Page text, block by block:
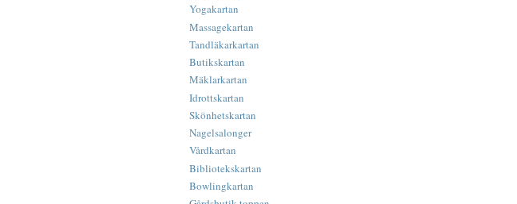
Yogakartan
Massagekartan
Tandläkarkartan
Butikskartan
Mäklarkartan
Idrottskartan
Skönhetskartan
Nagelsalonger
Vårdkartan
Bibliotekskartan
Bowlingkartan